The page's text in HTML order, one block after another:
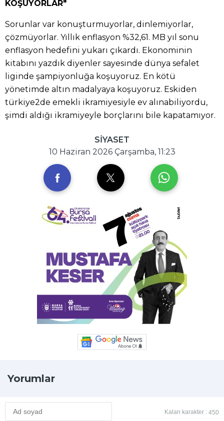
KOŞUYORLAR"
Sorunlar var konuşturmuyorlar, dinlemiyorlar,
çözmüyorlar. Yıllık enflasyon %32,61. MB yıl sonu
enflasyon hedefini yukarı çıkardı. Ekonominin
kitabını yazdık diyenler sayesinde dünya sefalet
liginde şampiyonluğa koşuyoruz. En kötü
yönetimde altın madalyaya koşuyoruz. Eskiden
türkiye2de emekli ikramiyesiyle ev alınabiliyordu,
şimdi aldığı ikramiyeyle borçlarını bile kapatamıyor.
SİYASET
10 Haziran 2026 Çarşamba, 11:23
Yorumlar
Kalan karakter : 450